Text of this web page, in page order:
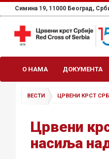
Симина 19, 11000 Београд,
О НАМА ДОКУМЕНТА
ВЕСТИ ЦРВЕНИ КРСТ
Црвени
насиља